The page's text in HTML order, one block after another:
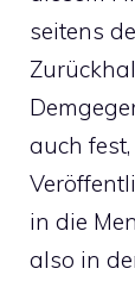
seitens
auch
in die
also in